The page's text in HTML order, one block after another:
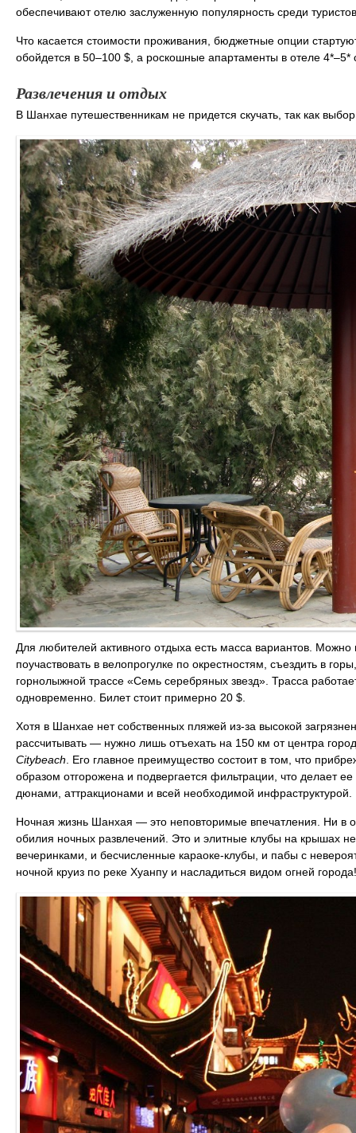
обеспечивают отелю заслуженную популярность среди
Что касается стоимости проживания, бюджетные опции
обойдется в 50–100 $, а роскошные апартаменты в отеле 4*–5*
Развлечения и отдых
В Шанхае путешественникам не придется скучать, так как
Для любителей активного отдыха есть масса вариантов. Можно
поучаствовать в велопрогулке по окрестностям, съездить в
горнолыжной трассе «Семь серебряных звезд». Трасса
одновременно. Билет стоит примерно 20 $.
Хотя в Шанхае нет собственных пляжей из-за высокой
рассчитывать ― нужно лишь отъехать на 150 км от центра
Citybeach . Его главное преимущество состоит в том, что
образом отгорожена и подвергается фильтрации, что делает
дюнами, аттракционами и всей необходимой
Ночная жизнь Шанхая — это неповторимые впечатления. Ни в
обилия ночных развлечений. Это и элитные клубы на крышах
вечеринками, и бесчисленные караоке-клубы, и пабы с
ночной круиз по реке Хуанпу и насладиться видом огней города!